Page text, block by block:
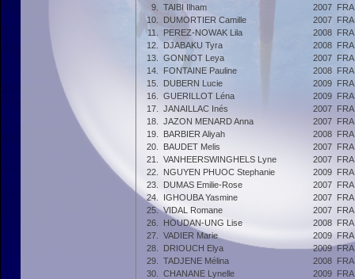
9.
TAIBI Ilham 2007 FRA
10.
DUMORTIER Camille 2007 FRA
11.
PEREZ-NOWAK Lila 2008 FRA
12.
DJABAKU Tyra 2008 FRA
13.
GONNOT Leya 2007 FRA
14.
FONTAINE Pauline 2008 FRA
15.
DUBERN Lucie 2009 FRA
16.
GUERILLOT Léna 2009 FRA
17.
JANAILLAC Inés 2007 FRA
18.
JAZON MENARD Anna 2007 FRA
19.
BARBIER Aliyah 2008 FRA
20.
BAUDET Melis 2007 FRA
21.
VANHEERSWINGHELS Lyne 2007 FRA
22.
NGUYEN PHUOC Stephanie 2009 FRA
23.
DUMAS Emilie-Rose 2007 FRA
24.
IGHOUBA Yasmine 2007 FRA
25. VIDAL Romane 2007 FRA
26.
HOUDAN-UNG Lise 2008 FRA
27.
VADIER Marie 2009 FRA
28.
DRIOUCH Elya 2009 FRA
29.
TADJENE Mélina 2008 FRA
30.
CHANANE Lynelle 2009 FRA